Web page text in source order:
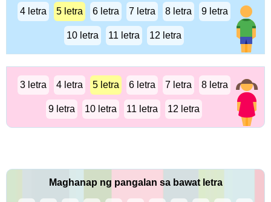
4 letra 5 letra 6 letra 7 letra 8 letra 9 letra
10 letra 11 letra 12 letra
3 letra 4 letra 5 letra 6 letra 7 letra 8 letra
9 letra 10 letra 11 letra 12 letra
Maghanap ng pangalan sa bawat letra